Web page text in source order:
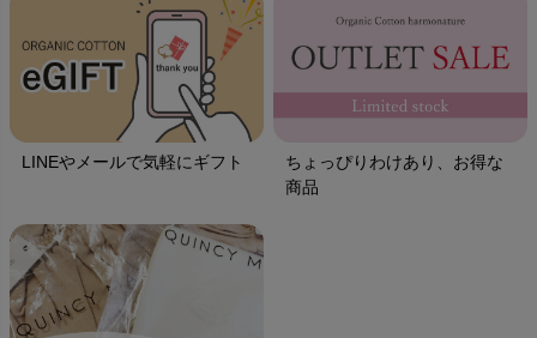
LINEやメールで気軽にギフト
ちょっぴりわけあり、お得な
商品